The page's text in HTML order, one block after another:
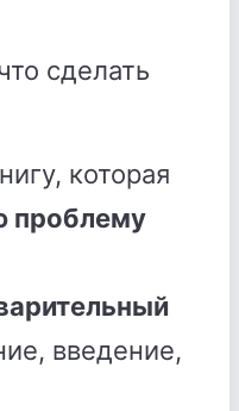
сделать
которая
проблему
введение,